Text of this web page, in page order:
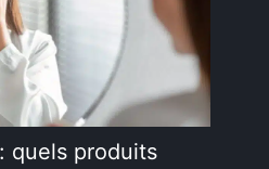
quels produits